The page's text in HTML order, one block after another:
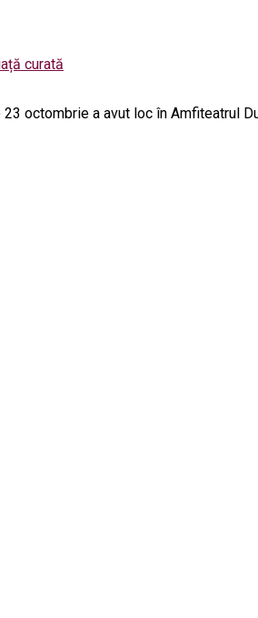
curată
octombrie a avut loc în Amfiteatrul